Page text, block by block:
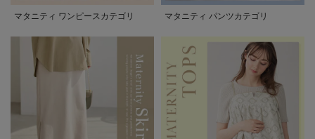
マタニティ ワンピースカテゴリ マタニティ パンツカテゴリ